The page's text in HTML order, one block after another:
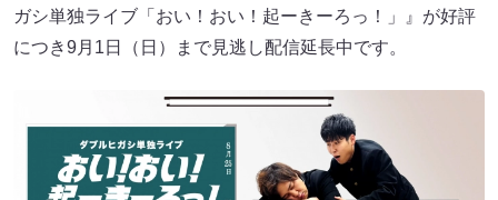
ガシ単独ライブ「おい！おい！起ーきーろっ！」』が好評
につき9月1日（日）まで見逃し配信延長中です。